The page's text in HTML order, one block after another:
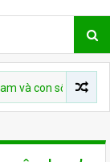
tăng trưởng 10%: